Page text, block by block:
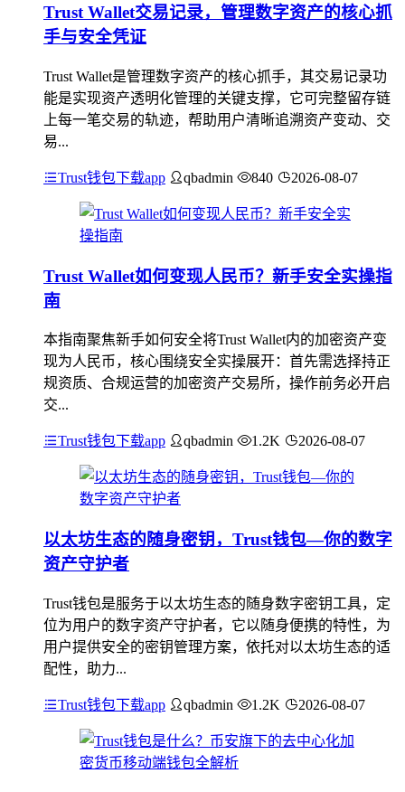
Trust Wallet交易记录，管理数字资产的核心抓
手与安全凭证
Trust Wallet是管理数字资产的核心抓手，其交易记录功
能是实现资产透明化管理的关键支撑，它可完整留存链
上每一笔交易的轨迹，帮助用户清晰追溯资产变动、交
易...
Trust钱包下载app qbadmin 840 2026-08-07
Trust Wallet如何变现人民币？新手安全实操指
南
本指南聚焦新手如何安全将Trust Wallet内的加密资产变
现为人民币，核心围绕安全实操展开：首先需选择持正
规资质、合规运营的加密资产交易所，操作前务必开启
交...
Trust钱包下载app qbadmin 1.2K 2026-08-07
以太坊生态的随身密钥，Trust钱包—你的数字
资产守护者
Trust钱包是服务于以太坊生态的随身数字密钥工具，定
位为用户的数字资产守护者，它以随身便携的特性，为
用户提供安全的密钥管理方案，依托对以太坊生态的适
配性，助力...
Trust钱包下载app qbadmin 1.2K 2026-08-07